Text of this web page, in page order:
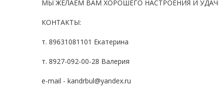
МЫ ЖЕЛАЕМ ВАМ ХОРОШЕГО НАСТРОЕНИЯ И
КОНТАКТЫ:
т. 89631081101 Екатерина
т. 8927-092-00-28 Валерия
e-mail - kandrbul@yandex.ru